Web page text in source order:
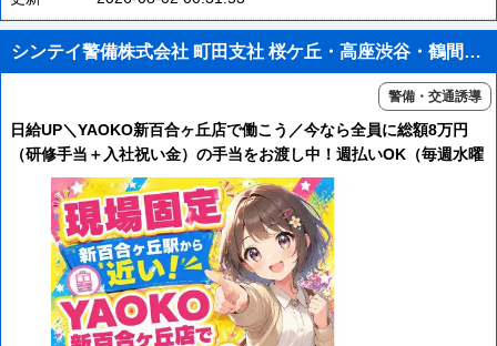
シンテイ警備株式会社 町田支社 桜ケ丘・高座渋谷・鶴間(40)エリア/A3203200109
警備・交通誘導
日給UP＼YAOKO新百合ヶ丘店で働こう／今なら全員に総額8万円
（研修手当＋入社祝い金）の手当をお渡し中！週払いOK（毎週水曜
日が給料日）★新百合ヶ丘駅チカでアクセスも良し◎面接は町田支
社で行います♪